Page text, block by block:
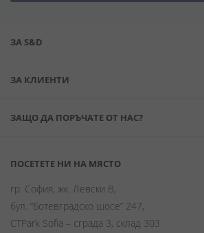
ЗА S&D
ЗА КЛИЕНТИ
ЗАЩО ДА ПОРЪЧАТЕ ОТ НАС?
ПОСЕТЕТЕ НИ НА МЯСТО
гр. София, жк. Левски В,
бул. “Ботевградско шосе” 247,
CTPark Sofia – сграда 3, склад 303